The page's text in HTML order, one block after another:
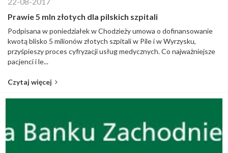
Prawie 5 mln złotych dla pilskich szpitali
Podpisana w poniedziałek w Chodzieży umowa o dofinansowanie
kwotą blisko 5 milionów złotych szpitali w Pile i w Wyrzysku,
przyśpieszy proces cyfryzacji usług medycznych. Co najważniejsze
pacjenci i le...
Czytaj więcej